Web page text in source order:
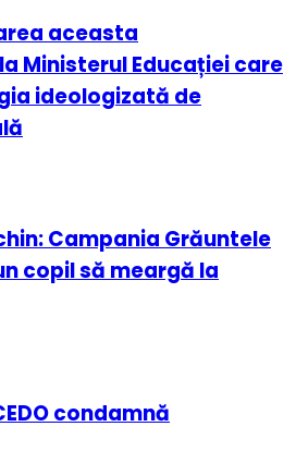
aceasta
Ministerul Educației care
ideologizată de
Campania Grăuntele
copil să meargă la
condamnă